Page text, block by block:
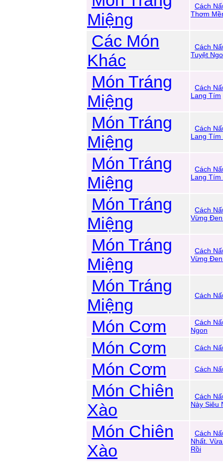
Miệng
Cách
Thơm
Các Món
Khác
Cách
Tuyệt
Món Tráng
Miệng
Cách
Lang Tím
Món Tráng
Miệng
Cách
Lang
Món Tráng
Miệng
Cách
Lang
Món Tráng
Miệng
Cách
Vừng
Món Tráng
Miệng
Cách
Vừng
Món Tráng
Miệng
Cách
Món Cơm
Cách
Ngon
Món Cơm Cách
Món Cơm Cách
Món Chiên
Xào
Cách
Này Siêu
Món Chiên
Xào
Cách
Nhất.
Rồi